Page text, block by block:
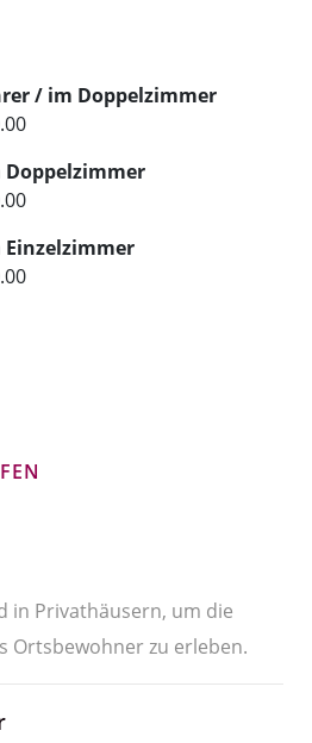
/ im Doppelzimmer
in Privathäusern, um die
Ortsbewohner zu erleben.